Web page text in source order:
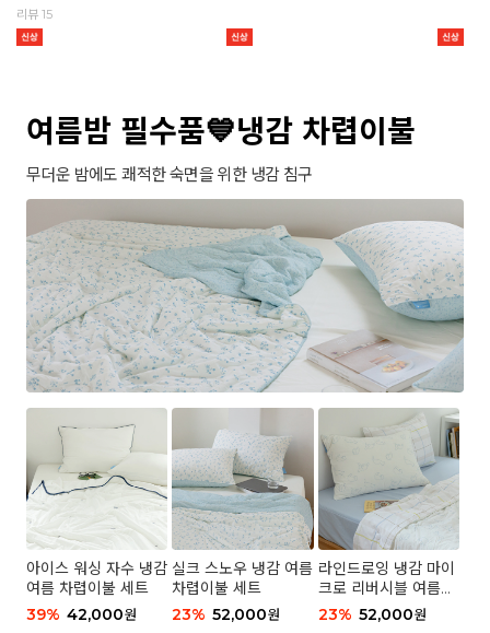
리뷰 15
여름밤 필수품💙냉감 차렵이불
무더운 밤에도 쾌적한 숙면을 위한 냉감 침구
아이스 워싱 자수 냉감
여름 차렵이불 세트
39% 42,000원
실크 스노우 냉감 여름
차렵이불 세트
23% 52,000원
라인드로잉 냉감 마이
크로 리버시블 여름이
불 세트
23% 52,000원